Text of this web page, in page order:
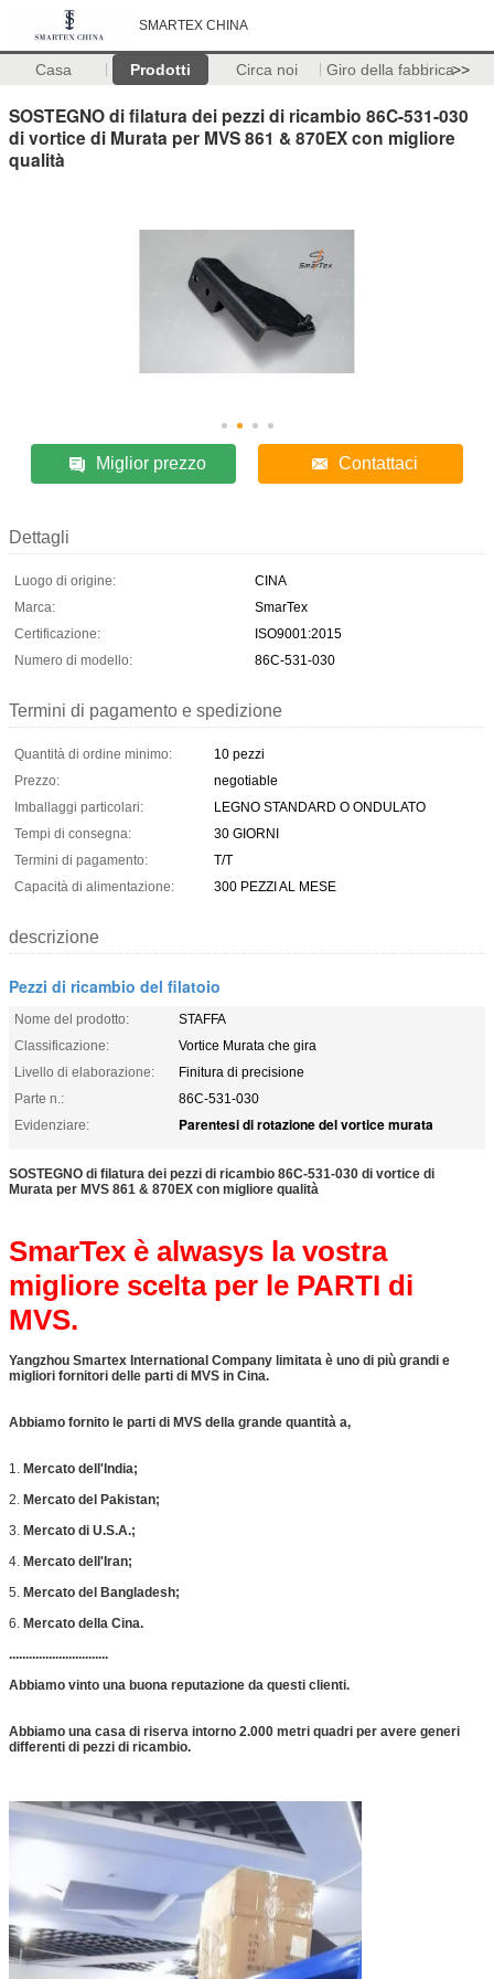
SMARTEX CHINA
Casa Prodotti Circa noi Giro della fabbrica>>
SOSTEGNO di filatura dei pezzi di ricambio 86C-531-030
di vortice di Murata per MVS 861 & 870EX con migliore
qualità
Miglior prezzo Contattaci
Dettagli
Luogo di origine:
CINA
Marca:
SmarTex
Certificazione:
ISO9001:2015
Numero di modello:
86C-531-030
Termini di pagamento e spedizione
Quantità di ordine minimo:
10 pezzi
Prezzo:
negotiable
Imballaggi particolari:
LEGNO STANDARD O ONDULATO
Tempi di consegna:
30 GIORNI
Termini di pagamento:
T/T
Capacità di alimentazione:
300 PEZZI AL MESE
descrizione
Pezzi di ricambio del filatoio
Nome del prodotto:
STAFFA
Classificazione:
Vortice Murata che gira
Livello di elaborazione:
Finitura di precisione
Parte n.:
86C-531-030
Evidenziare:
Parentesi di rotazione del vortice murata
SOSTEGNO di filatura dei pezzi di ricambio 86C-531-030 di vortice di
Murata per MVS 861 & 870EX con migliore qualità
SmarTex è alwasys la vostra
migliore scelta per le PARTI di
MVS.
Yangzhou Smartex International Company limitata è uno di più grandi e
migliori fornitori delle parti di MVS in Cina.
Abbiamo fornito le parti di MVS della grande quantità a,
1. Mercato dell'India;
2. Mercato del Pakistan;
3. Mercato di U.S.A.;
4. Mercato dell'Iran;
5. Mercato del Bangladesh;
6. Mercato della Cina.
..............................
Abbiamo vinto una buona reputazione da questi clienti.
Abbiamo una casa di riserva intorno 2.000 metri quadri per avere generi
differenti di pezzi di ricambio.